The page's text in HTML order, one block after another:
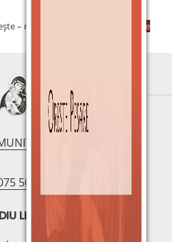
– nr. 86 – iunie 2026 Descărcare
5094797
LEGAL